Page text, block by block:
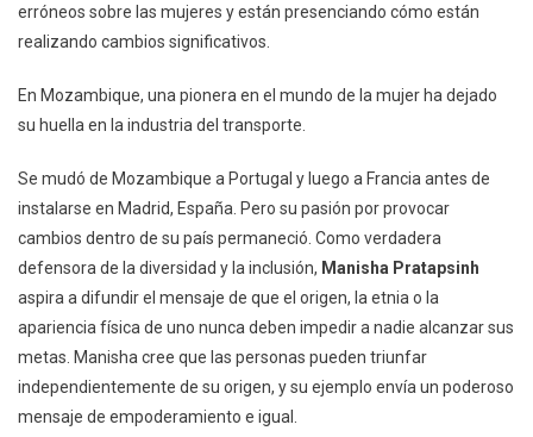
erróneos sobre las mujeres y están presenciando cómo están
realizando cambios significativos.
En Mozambique, una pionera en el mundo de la mujer ha dejado
su huella en la industria del transporte.
Se mudó de Mozambique a Portugal y luego a Francia antes de
instalarse en Madrid, España. Pero su pasión por provocar
cambios dentro de su país permaneció. Como verdadera
defensora de la diversidad y la inclusión, Manisha Pratapsinh
aspira a difundir el mensaje de que el origen, la etnia o la
apariencia física de uno nunca deben impedir a nadie alcanzar sus
metas. Manisha cree que las personas pueden triunfar
independientemente de su origen, y su ejemplo envía un poderoso
mensaje de empoderamiento e igual.